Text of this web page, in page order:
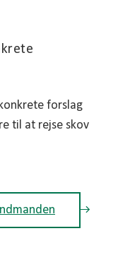
forslag
til at rejse skov